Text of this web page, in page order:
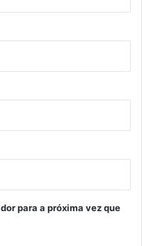
para a próxima vez que